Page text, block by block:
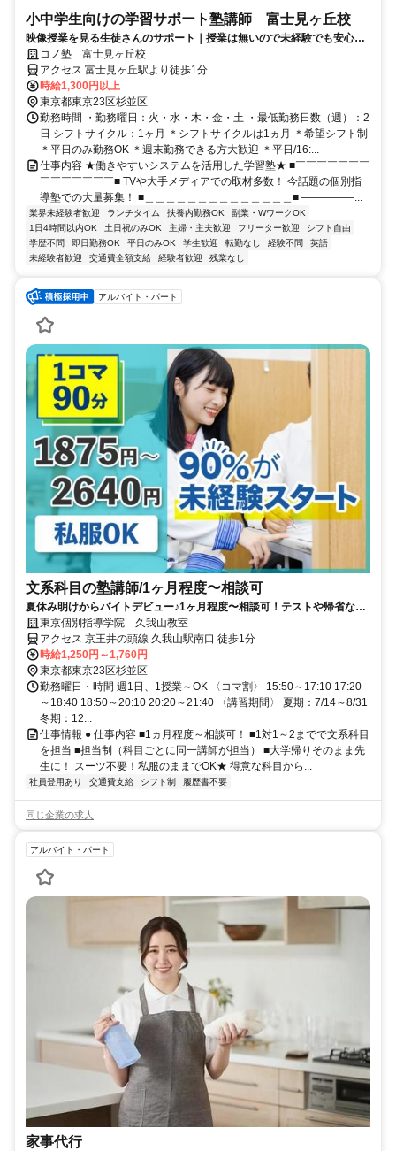
小中学生向けの学習サポート塾講師 富士見ヶ丘校
映像授業を見る生徒さんのサポート｜授業は無いので未経験でも安心｜
WEB面接/1回｜週2日～OK｜履歴書不要｜応募後はフォームに1分で回
答｜1分単位で給与支給｜WワークOK｜私服勤務｜有給休暇あり｜定時
退社
コノ塾 富士見ヶ丘校
アクセス 富士見ヶ丘駅より徒歩1分
時給1,300円以上
東京都東京23区杉並区
勤務時間 ・勤務曜日：火・水・木・金・土 ・最低勤務日数（週）：2
日 シフトサイクル：1ヶ月 ＊シフトサイクルは1ヵ月 ＊希望シフト制
＊平日のみ勤務OK ＊週末勤務できる方大歓迎 ＊平日/16:...
仕事内容 ★働きやすいシステムを活用した学習塾★ ■￣￣￣￣￣￣￣
￣￣￣￣￣￣￣■ TVや大手メディアでの取材多数！ 今話題の個別指
導塾での大量募集！ ■＿＿＿＿＿＿＿＿＿＿＿＿＿＿■ ―――――...
業界未経験者歓迎 ランチタイム 扶養内勤務OK
副業・WワークOK
1日4時間以内OK
土日祝のみOK 主婦・主夫歓迎 フリーター歓迎
シフト自由
学歴不問
即日勤務OK 平日のみOK 学生歓迎 転勤なし 経験不問
英語
未経験者歓迎
交通費全額支給 経験者歓迎 残業なし
アルバイト・パート
文系科目の塾講師/1ヶ月程度〜相談可
夏休み明けからバイトデビュー♪1ヶ月程度〜相談可！テストや帰省など
も調整可能！
東京個別指導学院 久我山教室
アクセス 京王井の頭線 久我山駅南口 徒歩1分
時給1,250円～1,760円
東京都東京23区杉並区
勤務曜日・時間 週1日、1授業～OK 〈コマ割〉 15:50～17:10 17:20
～18:40 18:50～20:10 20:20～21:40 〈講習期間〉 夏期：7/14～8/31
冬期：12...
仕事情報 ● 仕事内容 ■1ヵ月程度～相談可！ ■1対1～2までで文系科目
を担当 ■担当制（科目ごとに同一講師が担当） ■大学帰りそのまま先
生に！ スーツ不要！私服のままでOK★ 得意な科目から...
社員登用あり 交通費支給 シフト制 履歴書不要
同じ企業の求人
アルバイト・パート
家事代行